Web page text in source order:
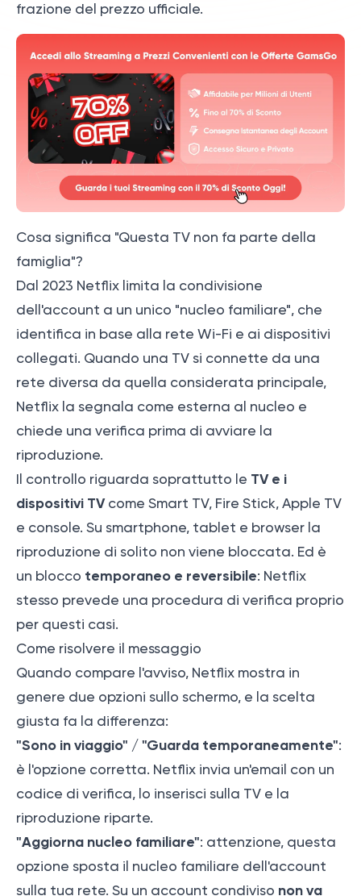
frazione del prezzo ufficiale.
Cosa significa "Questa TV non fa parte della
famiglia"?
Dal 2023 Netflix limita la condivisione
dell'account a un unico "nucleo familiare", che
identifica in base alla rete Wi-Fi e ai dispositivi
collegati. Quando una TV si connette da una
rete diversa da quella considerata principale,
Netflix la segnala come esterna al nucleo e
chiede una verifica prima di avviare la
riproduzione.
Il controllo riguarda soprattutto le TV e i
dispositivi TVcome Smart TV, Fire Stick, Apple TV
e console. Su smartphone, tablet e browser la
riproduzione di solito non viene bloccata. Ed è
un blocco temporaneo e reversibile: Netflix
stesso prevede una procedura di verifica proprio
per questi casi.
Come risolvere il messaggio
Quando compare l'avviso, Netflix mostra in
genere due opzioni sullo schermo, e la scelta
giusta fa la differenza:
"Sono in viaggio" / "Guarda temporaneamente":
è l'opzione corretta. Netflix invia un'email con un
codice di verifica, lo inserisci sulla TV e la
riproduzione riparte.
"Aggiorna nucleo familiare": attenzione, questa
opzione sposta il nucleo familiare dell'account
sulla tua rete. Su un account condiviso non va